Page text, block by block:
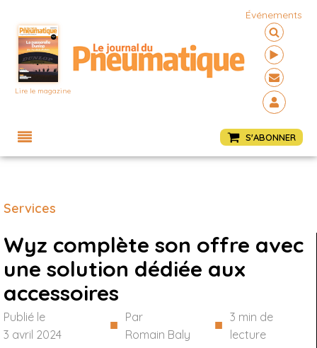
Lire le magazine
Événements
S'ABONNER
Services
Wyz complète son offre avec
une solution dédiée aux
accessoires
Publié le
3 avril 2024
■ Par
Romain Baly
■ 3 min de
lecture